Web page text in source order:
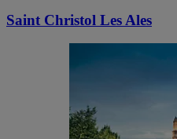
Saint Christol Les Ales